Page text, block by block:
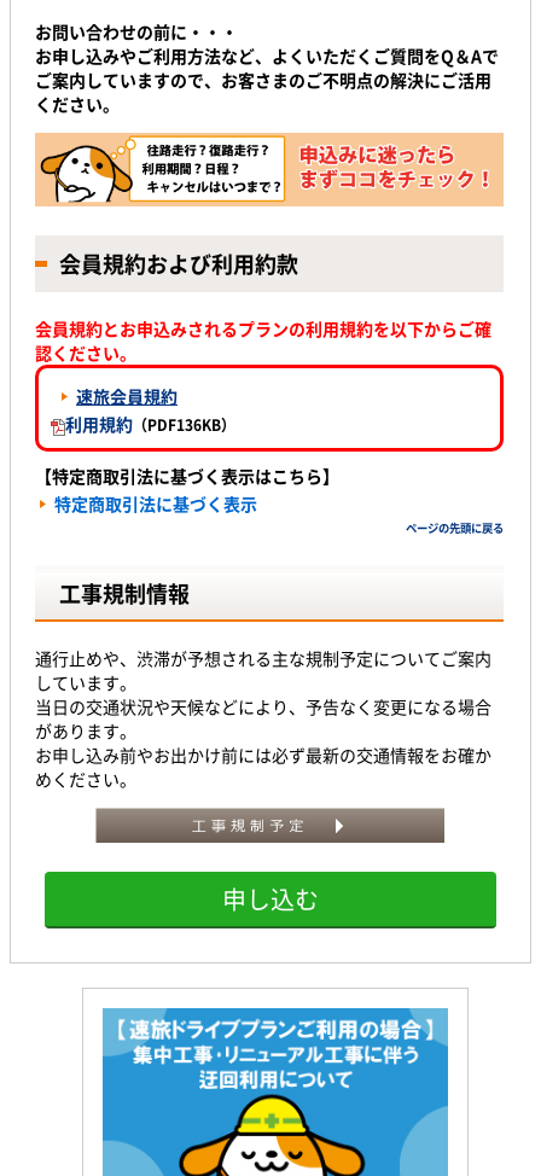
お問い合わせの前に・・・
お申し込みやご利用方法など、よくいただくご質問をQ＆Aで
ご案内していますので、お客さまのご不明点の解決にご活用
ください。
会員規約および利用約款
会員規約とお申込みされるプランの利用規約を以下からご確
認ください。
速旅会員規約
利用規約 （PDF136KB）
【特定商取引法に基づく表示はこちら】
特定商取引法に基づく表示
ページの先頭に戻る
工事規制情報
通行止めや、渋滞が予想される主な規制予定についてご案内
しています。
当日の交通状況や天候などにより、予告なく変更になる場合
があります。
お申し込み前やお出かけ前には必ず最新の交通情報をお確か
めください。
申し込む